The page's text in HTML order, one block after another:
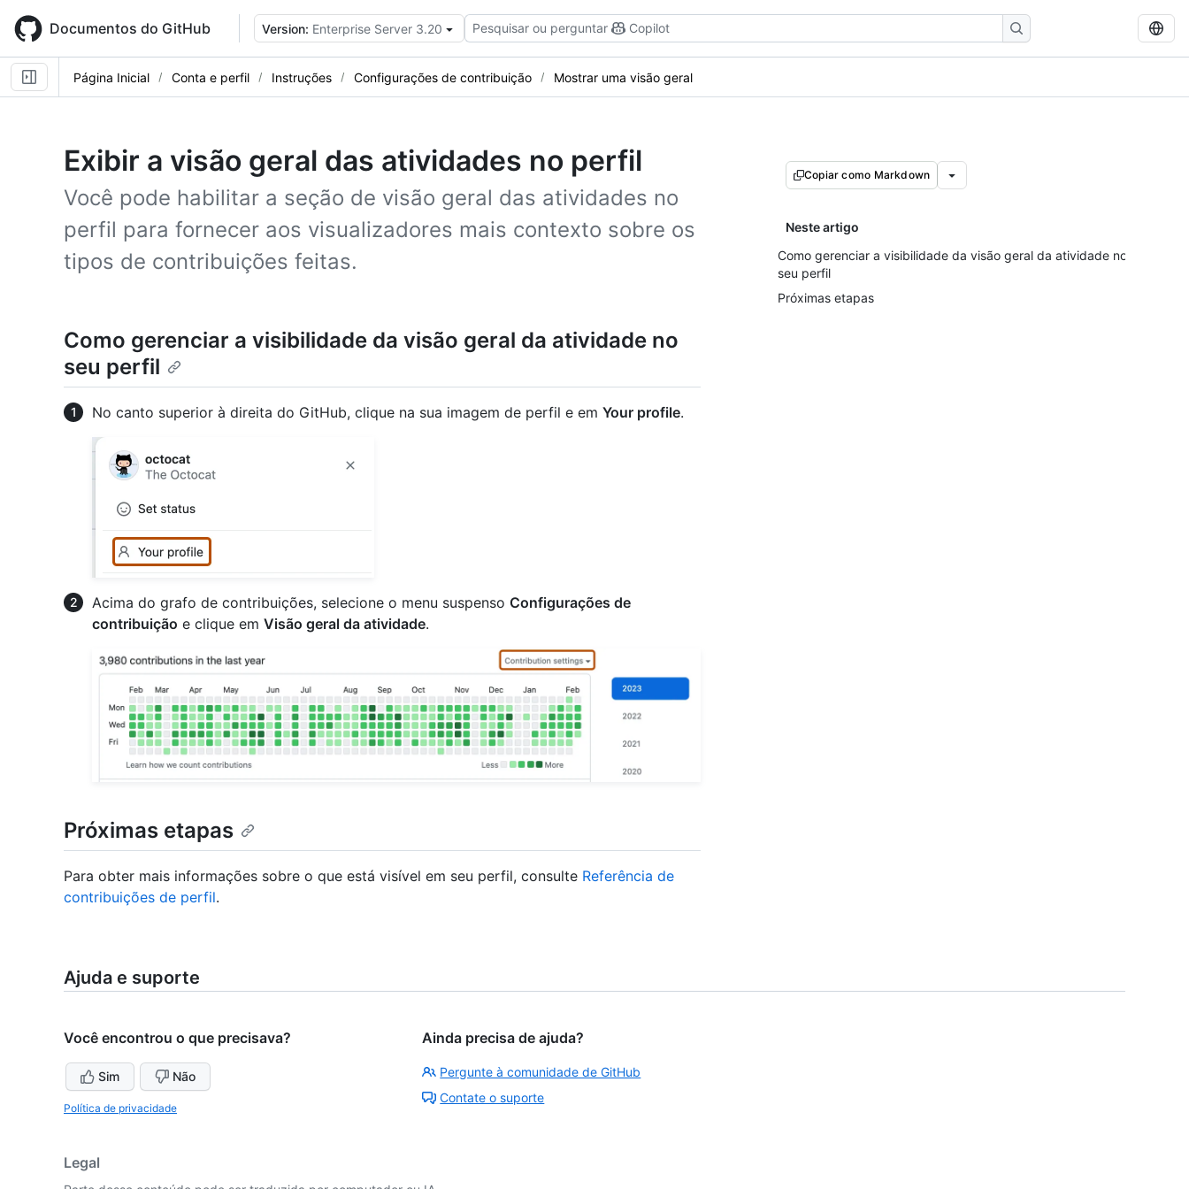
main
content
Documentos do GitHub Version: Enterprise Server 3.20 Pesquisar ou perguntar Copilot
Página Inicial Conta e perfil Instruções Configurações de contribuição Mostrar uma visão geral
Exibir a visão geral das atividades no perfil
Você pode habilitar a seção de visão geral das atividades no
perfil para fornecer aos visualizadores mais contexto sobre os
tipos de contribuições feitas.
Copiar como Markdown
Neste artigo
Como gerenciar a visibilidade da visão geral da atividade no
seu perfil
Próximas etapas
Como gerenciar a visibilidade da visão geral da atividade no
seu perfil
No canto superior à direita do GitHub, clique na sua imagem de perfil e em Your profile.
Acima do grafo de contribuições, selecione o menu suspenso Configurações de
contribuição e clique em Visão geral da atividade.
Próximas etapas
Para obter mais informações sobre o que está visível em seu perfil, consulte Referência de
contribuições de perfil.
Ajuda e suporte
Você encontrou o que precisava?
Sim Não
Política de privacidade
Ainda precisa de ajuda?
Pergunte à comunidade de GitHub
Contate o suporte
Legal